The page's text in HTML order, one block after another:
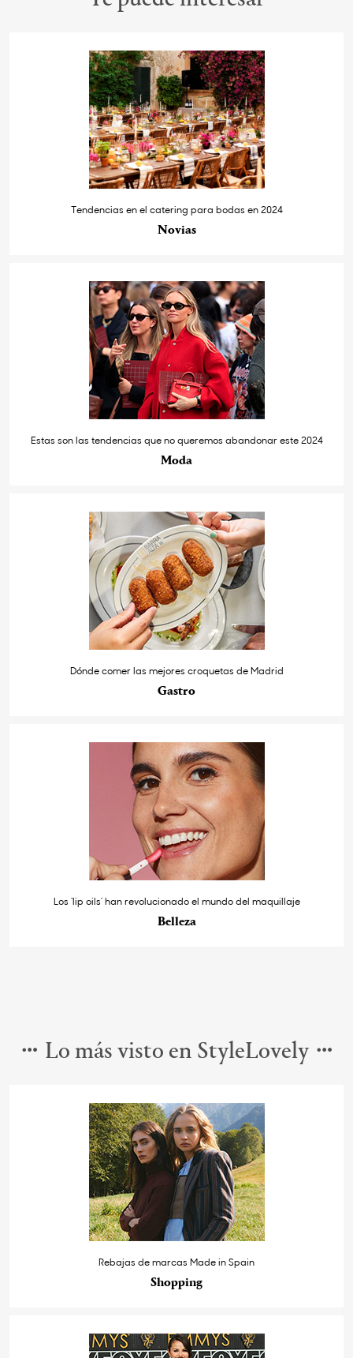
Tendencias en el catering para bodas en 2024
Novias
Estas son las tendencias que no queremos abandonar este 2024
Moda
Dónde comer las mejores croquetas de Madrid
Gastro
Los ‘lip oils’ han revolucionado el mundo del maquillaje
Belleza
Lo más visto en StyleLovely
Rebajas de marcas Made in Spain
Shopping